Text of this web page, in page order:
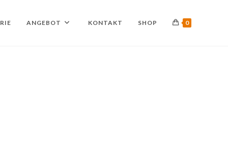
ANGEBOT KONTAKT SHOP 0